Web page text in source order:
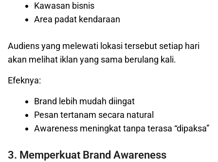
Kawasan bisnis
Area padat kendaraan
Audiens yang melewati lokasi tersebut setiap hari
akan melihat iklan yang sama berulang kali.
Efeknya:
Brand lebih mudah diingat
Pesan tertanam secara natural
Awareness meningkat tanpa terasa “dipaksa”
3. Memperkuat Brand Awareness